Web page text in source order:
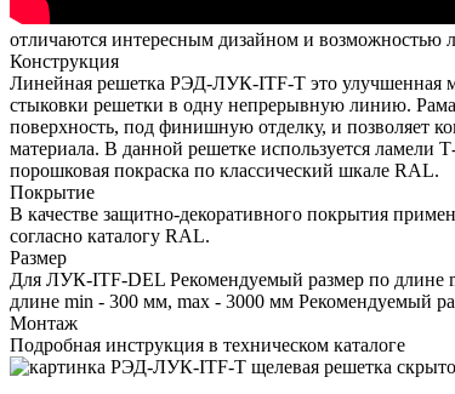
отличаются интересным дизайном и возможностью
Конструкция
Линейная решетка РЭД-ЛУК-ITF-T это улучшенная
стыковки решетки в одну непрерывную линию.
поверхность, под финишную отделку, и позволяет
материала. В данной решетке используется
порошковая покраска по классический шкале RAL.
Покрытие
В качестве защитно-декоративного покрытия
согласно каталогу RAL.
Размер
Для ЛУК-ITF-DEL Рекомендуемый размер по длине
длине min - 300 мм, max - 3000 мм Рекомендуемый
Монтаж
Подробная инструкция в техническом каталоге